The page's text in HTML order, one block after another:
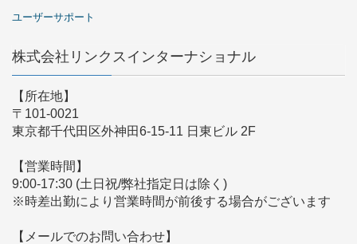
ユーザーサポート
株式会社リンクスインターナショナル
【所在地】
〒101-0021
東京都千代田区外神田6-15-11 日東ビル 2F
【営業時間】
9:00-17:30 (土日祝/弊社指定日は除く)
※時差出勤により営業時間が前後する場合がございます
【メールでのお問い合わせ】